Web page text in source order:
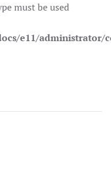
must be used
e11/